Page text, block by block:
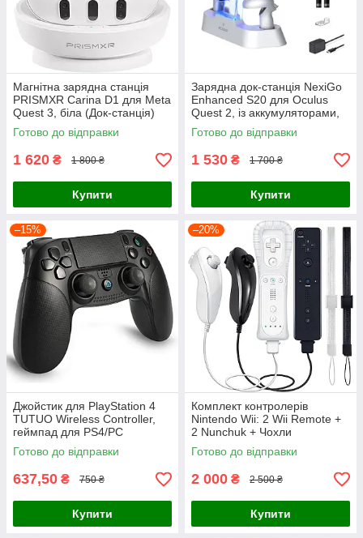
Магнітна зарядна станція
PRISMXR Carina D1 для Meta
Quest 3, біла (Док-станція)
Готово до відправки
1 620 ₴ 1 800 ₴
Купити
Зарядна док-станція NexiGo
Enhanced S20 для Oculus
Quest 2, із аккумуляторами,
RGB
Готово до відправки
1 530 ₴ 1 700 ₴
Купити
–15%
Джойстик для PlayStation 4
TUTUO Wireless Controller,
геймпад для PS4/PC
Готово до відправки
637,50 ₴ 750 ₴
Купити
–20%
Комплект контролерів
Nintendo Wii: 2 Wii Remote +
2 Nunchuk + Чохли
Готово до відправки
2 000 ₴ 2 500 ₴
Купити